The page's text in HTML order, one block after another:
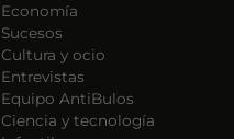
Economía
Sucesos
Cultura y ocio
Entrevistas
Equipo AntiBulos
Ciencia y tecnología